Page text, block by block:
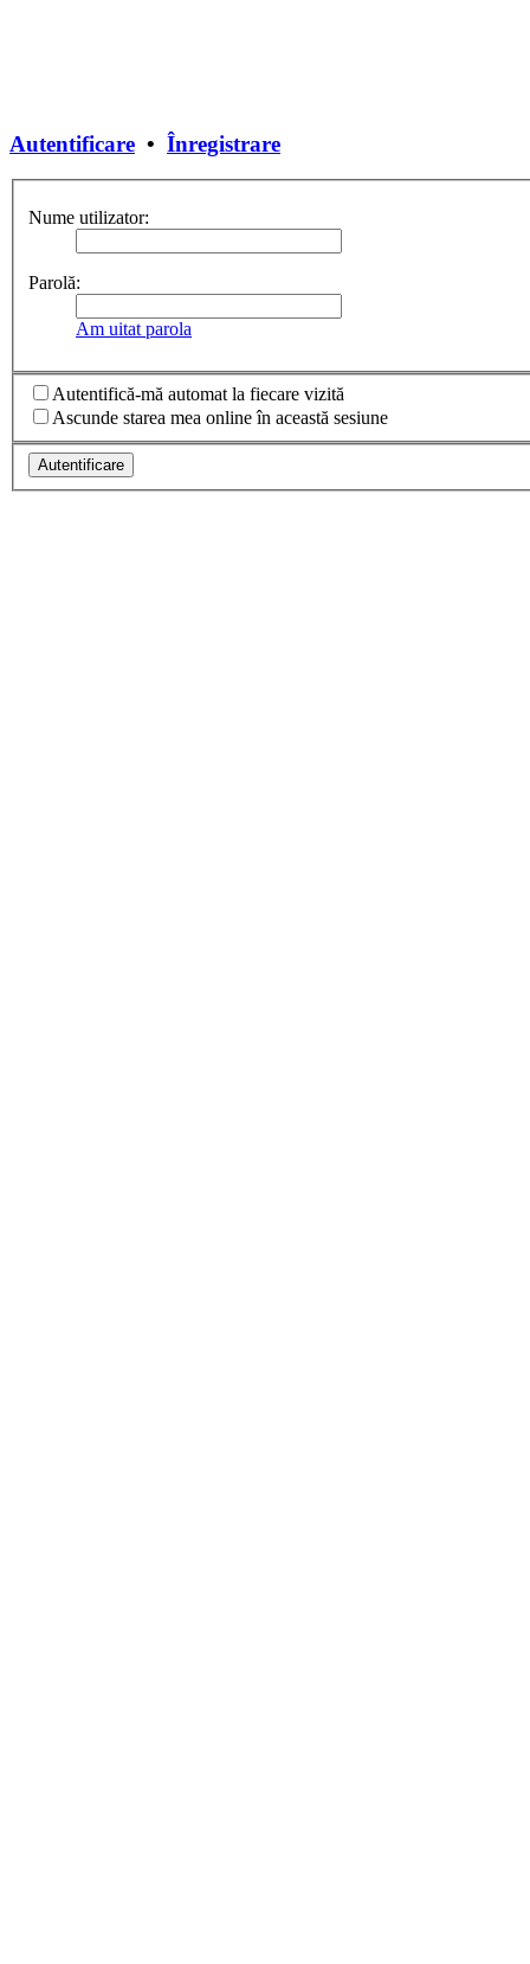
Autentificare • Înregistrare
Nume utilizator:
Parolă:
Am uitat parola
Autentifică-mă automat la fiecare vizită
Ascunde starea mea online în această sesiune